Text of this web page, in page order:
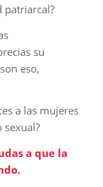
patriarcal?
su
eso,
a las mujeres
a que la